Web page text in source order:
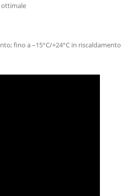
ottimale
fino a –15°C/+24°C in riscaldamento